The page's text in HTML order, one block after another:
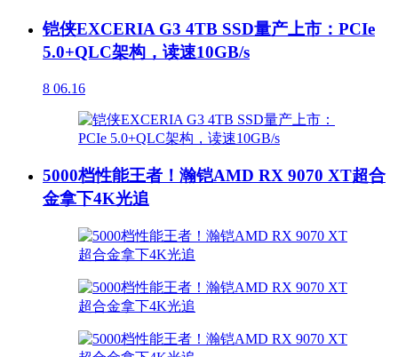
铠侠EXCERIA G3 4TB SSD量产上市：PCIe
5.0+QLC架构，读速10GB/s
8 06.16
5000档性能王者！瀚铠AMD RX 9070 XT超合
金拿下4K光追